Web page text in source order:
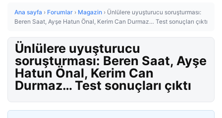
Ana sayfa › Forumlar › Magazin › Ünlülere uyuşturucu soruşturması:
Beren Saat, Ayşe Hatun Önal, Kerim Can Durmaz… Test sonuçları çıktı
Ünlülere uyuşturucu
soruşturması: Beren Saat, Ayşe
Hatun Önal, Kerim Can
Durmaz… Test sonuçları çıktı